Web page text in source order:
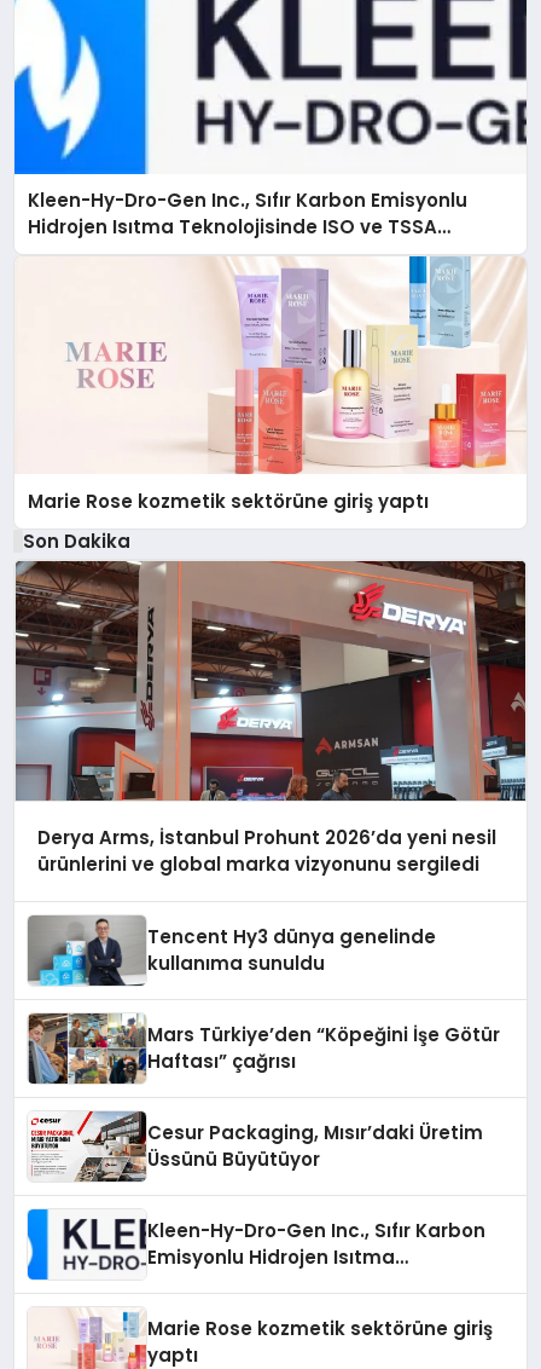
Kleen-Hy-Dro-Gen Inc., Sıfır Karbon Emisyonlu
Hidrojen Isıtma Teknolojisinde ISO ve TSSA
Düzenleyici Onaylarını Aldı
Marie Rose kozmetik sektörüne giriş yaptı
Son Dakika
Derya Arms, İstanbul Prohunt 2026’da yeni nesil
ürünlerini ve global marka vizyonunu sergiledi
Tencent Hy3 dünya genelinde
kullanıma sunuldu
Mars Türkiye’den “Köpeğini İşe Götür
Haftası” çağrısı
Cesur Packaging, Mısır’daki Üretim
Üssünü Büyütüyor
Kleen-Hy-Dro-Gen Inc., Sıfır Karbon
Emisyonlu Hidrojen Isıtma
Marie Rose kozmetik sektörüne giriş
yaptı